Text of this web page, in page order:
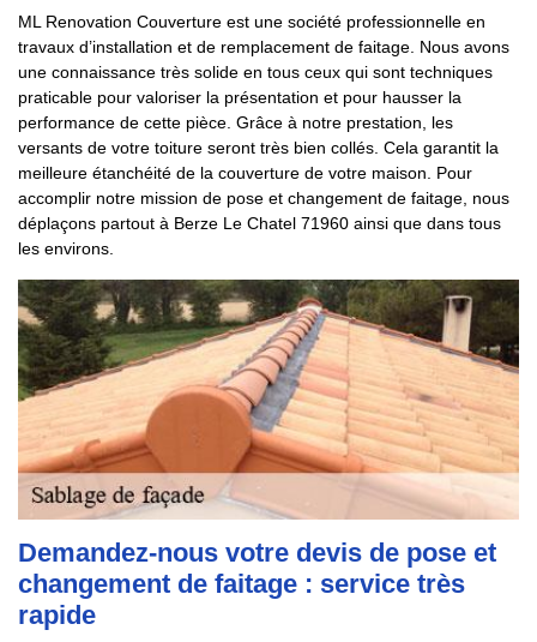
ML Renovation Couverture est une société professionnelle en
travaux d’installation et de remplacement de faitage. Nous avons
une connaissance très solide en tous ceux qui sont techniques
praticable pour valoriser la présentation et pour hausser la
performance de cette pièce. Grâce à notre prestation, les
versants de votre toiture seront très bien collés. Cela garantit la
meilleure étanchéité de la couverture de votre maison. Pour
accomplir notre mission de pose et changement de faitage, nous
déplaçons partout à Berze Le Chatel 71960 ainsi que dans tous
les environs.
Demandez-nous votre devis de pose et
changement de faitage : service très
rapide